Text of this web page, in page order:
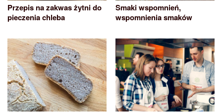
Przepis na zakwas żytni do
pieczenia chleba
Smaki wspomnień,
wspomnienia smaków